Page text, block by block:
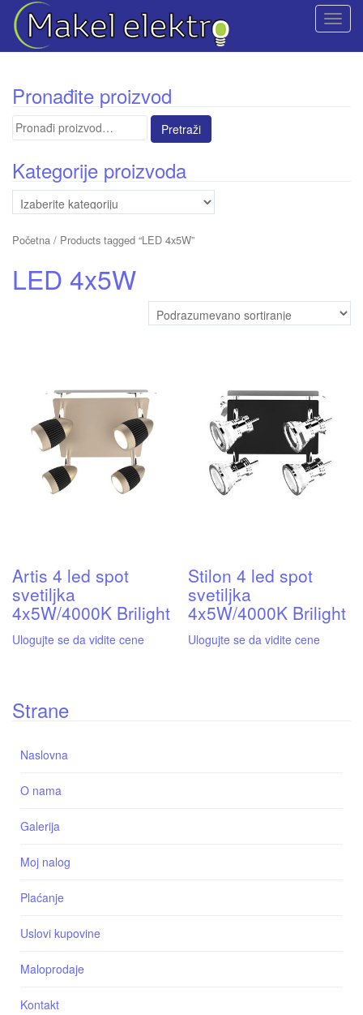
T
n
Pronađite proizvod
Pretraga
Kategorije proizvoda
Početna / Products tagged “LED 4x5W”
LED 4x5W
Artis 4 led spot
svetiljka
4x5W/4000K Brilight
Ulogujte se da vidite cene
Stilon 4 led spot
svetiljka
4x5W/4000K Brilight
Ulogujte se da vidite cene
Strane
Naslovna
O nama
Galerija
Moj nalog
Plaćanje
Uslovi kupovine
Maloprodaje
Kontakt